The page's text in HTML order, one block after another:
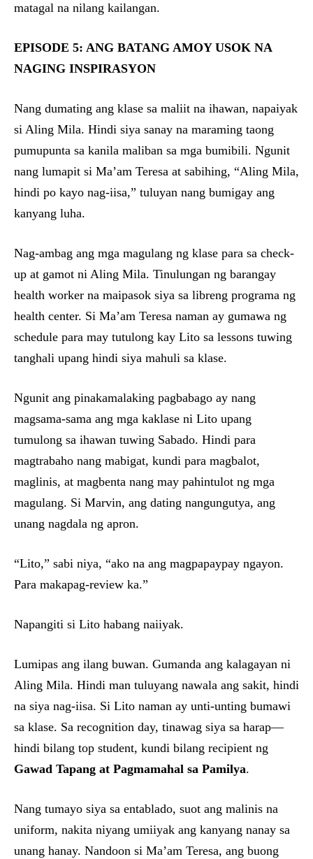
matagal na nilang kailangan.
EPISODE 5: ANG BATANG AMOY USOK NA
NAGING INSPIRASYON
Nang dumating ang klase sa maliit na ihawan, napaiyak
si Aling Mila. Hindi siya sanay na maraming taong
pumupunta sa kanila maliban sa mga bumibili. Ngunit
nang lumapit si Ma’am Teresa at sabihing, “Aling Mila,
hindi po kayo nag-iisa,” tuluyan nang bumigay ang
kanyang luha.
Nag-ambag ang mga magulang ng klase para sa check-
up at gamot ni Aling Mila. Tinulungan ng barangay
health worker na maipasok siya sa libreng programa ng
health center. Si Ma’am Teresa naman ay gumawa ng
schedule para may tutulong kay Lito sa lessons tuwing
tanghali upang hindi siya mahuli sa klase.
Ngunit ang pinakamalaking pagbabago ay nang
magsama-sama ang mga kaklase ni Lito upang
tumulong sa ihawan tuwing Sabado. Hindi para
magtrabaho nang mabigat, kundi para magbalot,
maglinis, at magbenta nang may pahintulot ng mga
magulang. Si Marvin, ang dating nangungutya, ang
unang nagdala ng apron.
“Lito,” sabi niya, “ako na ang magpapaypay ngayon.
Para makapag-review ka.”
Napangiti si Lito habang naiiyak.
Lumipas ang ilang buwan. Gumanda ang kalagayan ni
Aling Mila. Hindi man tuluyang nawala ang sakit, hindi
na siya nag-iisa. Si Lito naman ay unti-unting bumawi
sa klase. Sa recognition day, tinawag siya sa harap—
hindi bilang top student, kundi bilang recipient ng
Gawad Tapang at Pagmamahal sa Pamilya.
Nang tumayo siya sa entablado, suot ang malinis na
uniform, nakita niyang umiiyak ang kanyang nanay sa
unang hanay. Nandoon si Ma’am Teresa, ang buong